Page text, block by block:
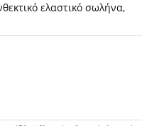
ελαστικό σωλήνα,